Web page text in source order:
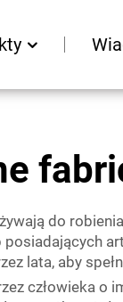
do
lata, aby
człowieka o